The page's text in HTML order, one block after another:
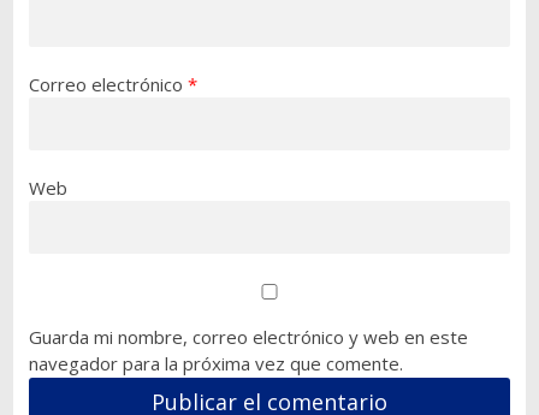
Correo electrónico *
Web
Guarda mi nombre, correo electrónico y web en este
navegador para la próxima vez que comente.